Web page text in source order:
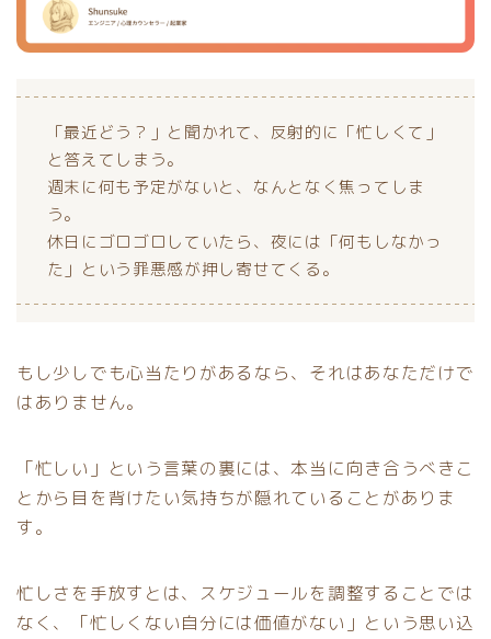
「最近どう？」と聞かれて、反射的に「忙しくて」
と答えてしまう。
週末に何も予定がないと、なんとなく焦ってしま
う。
休日にゴロゴロしていたら、夜には「何もしなかっ
た」という罪悪感が押し寄せてくる。
もし少しでも心当たりがあるなら、それはあなただけで
はありません。
「忙しい」という言葉の裏には、本当に向き合うべきこ
とから目を背けたい気持ちが隠れていることがありま
す。
忙しさを手放すとは、スケジュールを調整することでは
なく、「忙しくない自分には価値がない」という思い込